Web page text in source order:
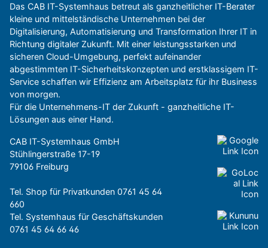
Das CAB IT-Systemhaus betreut als ganzheitlicher IT-Berater
kleine und mittelständische Unternehmen bei der
Digitalisierung, Automatisierung und Transformation Ihrer IT in
Richtung digitaler Zukunft. Mit einer leistungsstarken und
sicheren Cloud-Umgebung, perfekt aufeinander
abgestimmten IT-Sicherheitskonzepten und erstklassigem IT-
Service schaffen wir Effizienz am Arbeitsplatz für ihr Business
von morgen.
Für die Unternehmens-IT der Zukunft - ganzheitliche IT-
Lösungen aus einer Hand.
CAB IT-Systemhaus GmbH
Stühlingerstraße 17-19
79106 Freiburg
Tel. Shop für Privatkunden 0761 45 64
660
Tel. Systemhaus für Geschäftskunden
0761 45 64 66 46